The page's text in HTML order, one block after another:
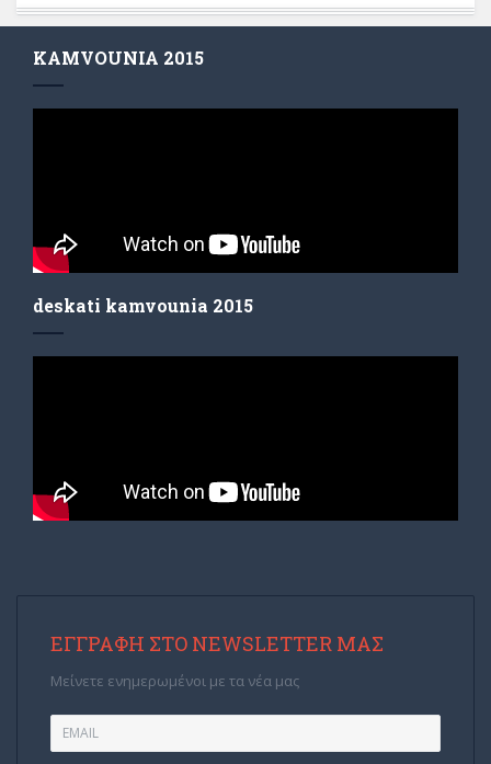
KAMVOUNIA 2015
deskati kamvounia 2015
ΕΓΓΡΑΦΉ ΣΤΟ NEWSLETTER ΜΑΣ
Μείνετε ενημερωμένοι με τα νέα μας